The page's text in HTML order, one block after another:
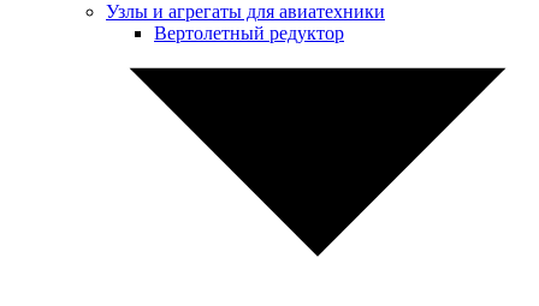
Узлы и агрегаты для авиатехники
Вертолетный редуктор